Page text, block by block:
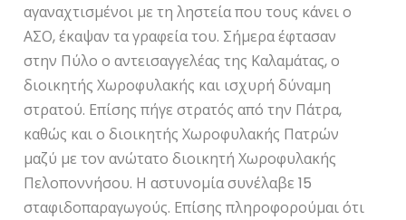
αγαναχτισμένοι με τη ληστεία που τους κάνει ο
ΑΣΟ, έκαψαν τα γραφεία του. Σήμερα έφτασαν
στην Πύλο ο αντεισαγγελέας της Καλαμάτας, ο
διοικητής Χωροφυλακής και ισχυρή δύναμη
στρατού. Επίσης πήγε στρατός από την Πάτρα,
καθώς και ο διοικητής Χωροφυλακής Πατρών
μαζύ με τον ανώτατο διοικητή Χωροφυλακής
Πελοποννήσου. Η αστυνομία συνέλαβε 15
σταφιδοπαραγωγούς. Επίσης πληροφορούμαι ότι